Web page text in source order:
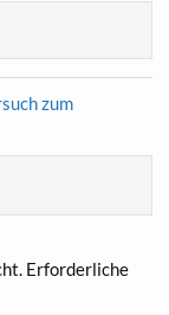
zum
Erforderliche